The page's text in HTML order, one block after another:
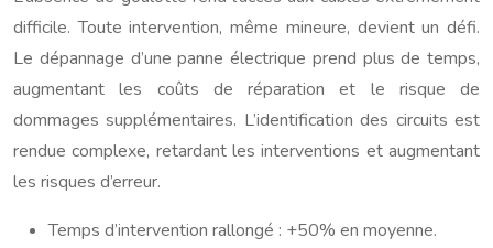
difficile. Toute intervention, même mineure, devient un défi.
Le dépannage d’une panne électrique prend plus de temps,
augmentant les coûts de réparation et le risque de
dommages supplémentaires. L’identification des circuits est
rendue complexe, retardant les interventions et augmentant
les risques d’erreur.
Temps d’intervention rallongé : +50% en moyenne.